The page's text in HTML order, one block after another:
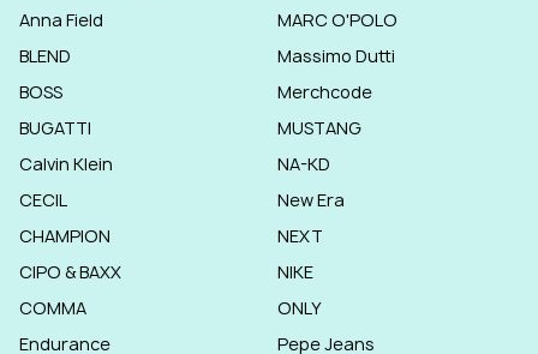
Anna Field
BLEND
BOSS
BUGATTI
Calvin Klein
CECIL
CHAMPION
CIPO & BAXX
COMMA
Endurance
MARC O'POLO
Massimo Dutti
Merchcode
MUSTANG
NA-KD
New Era
NEXT
NIKE
ONLY
Pepe Jeans